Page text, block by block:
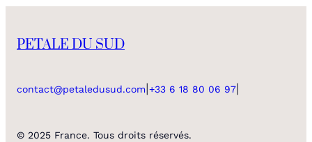
PETALE DU SUD
contact@petaledusud.com +33 6 18 80 06 97
© 2025 France. Tous droits réservés.